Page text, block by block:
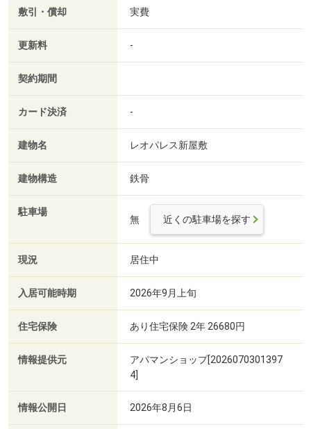
敷引・償却 実費
更新料 -
契約期間
カード決済 -
建物名 レオパレス新屋敷
建物構造 鉄骨
駐車場
無 近くの駐車場を探す
現況 居住中
入居可能時期 2026年9月上旬
住宅保険 あり住宅保険 2年 26680円
情報提供元
アパマンショップ[2026070301397
4]
情報公開日 2026年8月6日